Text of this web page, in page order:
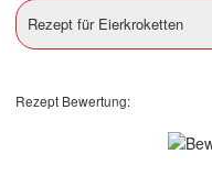
Rezept für Eierkroketten
Rezept Bewertung: